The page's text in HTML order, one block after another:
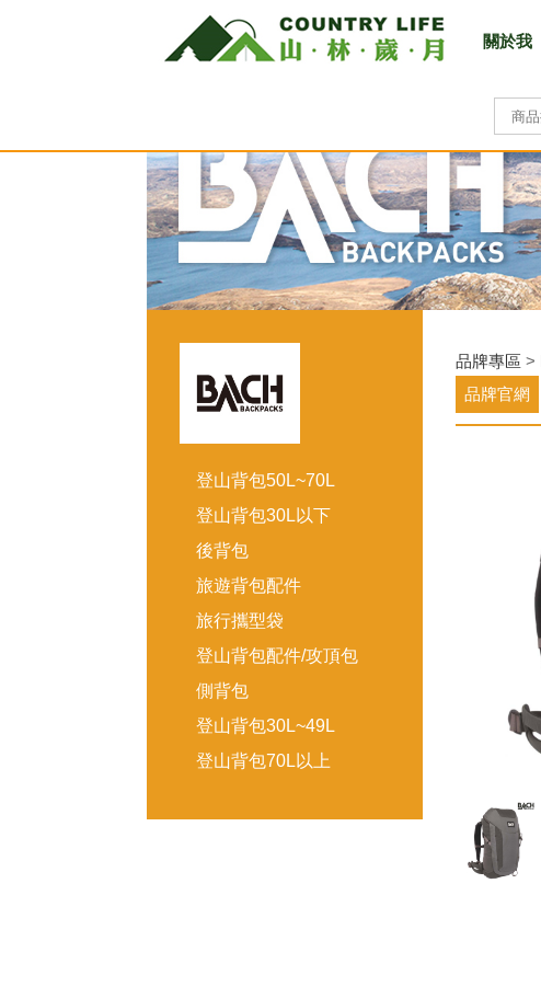
關於我
登山背包50L~70L
登山背包30L以下
後背包
旅遊背包配件
旅行攜型袋
登山背包配件/攻頂包
側背包
登山背包30L~49L
登山背包70L以上
品牌專區 >
品牌官網